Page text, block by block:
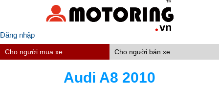
Đăng nhập
Cho người mua xe Cho người bán xe
Audi A8 2010